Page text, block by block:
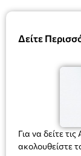
Δείτε
Για να δείτε
ακολουθείστε